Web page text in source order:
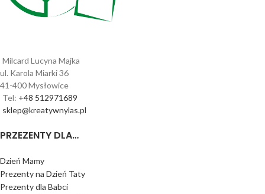
Milcard Lucyna Majka
ul. Karola Miarki 36
41-400 Mysłowice
Tel: +48 512971689
sklep@kreatywnylas.pl
PRZEZENTY DLA…
Dzień Mamy
Prezenty na Dzień Taty
Prezenty dla Babci